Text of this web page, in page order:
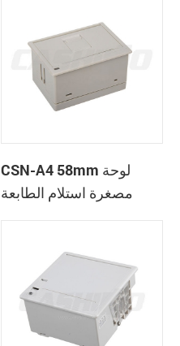
CSN-A4 58mm لوحة
مصغرة استلام الطابعة